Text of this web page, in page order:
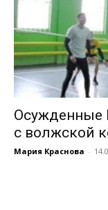
Осужденные
с волжской
Мария Краснова -